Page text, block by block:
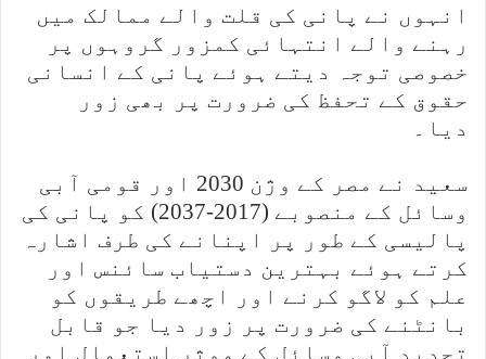
انہوں نے پانی کی قلت والے ممالک میں
رہنے والے انتہائی کمزور گروہوں پر
خصوصی توجہ دیتے ہوئے پانی کے انسانی
حقوق کے تحفظ کی ضرورت پر بھی زور
دیا۔
سعید نے مصر کے وژن 2030 اور قومی آبی
وسائل کے منصوبے (2017-2037) کو پانی کی
پالیسی کے طور پر اپنانے کی طرف اشارہ
کرتے ہوئے بہترین دستیاب سائنس اور
علم کو لاگو کرنے اور اچھے طریقوں کو
بانٹنے کی ضرورت پر زور دیا جو قابل
تجدید آبی وسائل کے موثر استعمال اور